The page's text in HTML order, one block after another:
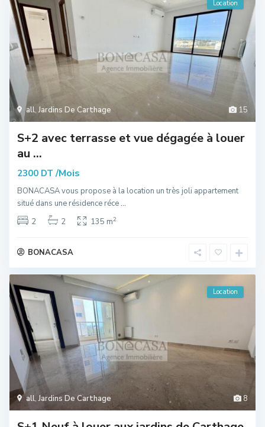
15
all,Jardins De Carthage
Location
S+2 avec terrasse et vue dégagée à louer
au ...
2300 DT /Mois
BONACASA vous propose à la location un très joli appartement
situé dans une résidence réce...
2
2 135 m2
BONACASA
8
all,Jardins De Carthage
Location